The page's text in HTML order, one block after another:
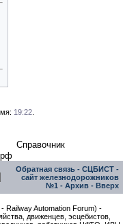
19:22.
Справочник
Обратная связь - СЦБИСТ -
сайт железнодорожников
№1 - Архив - Вверх
Automation Forum) -
движенцев, эсцебистов,